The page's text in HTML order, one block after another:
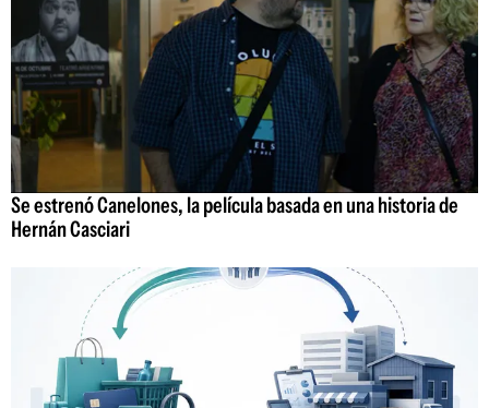
Se estrenó Canelones, la película basada en una historia de
Hernán Casciari